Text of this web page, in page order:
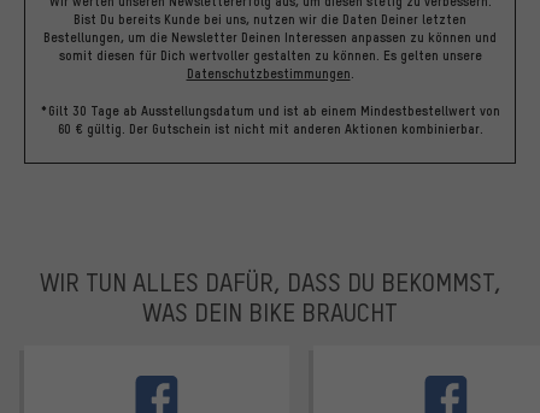
Bist Du bereits Kunde bei uns, nutzen wir die Daten Deiner letzten
Bestellungen, um die Newsletter Deinen Interessen anpassen zu können und
somit diesen für Dich wertvoller gestalten zu können. Es gelten unsere
Datenschutzbestimmungen.
*Gilt 30 Tage ab Ausstellungsdatum und ist ab einem Mindestbestellwert von
60 € gültig. Der Gutschein ist nicht mit anderen Aktionen kombinierbar.
WIR TUN ALLES DAFÜR, DASS DU BEKOMMST,
WAS DEIN BIKE BRAUCHT